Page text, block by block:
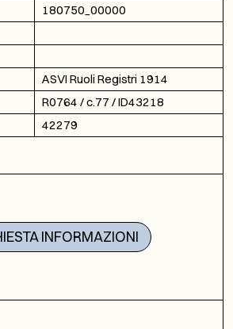
180750_00000
ASVI Ruoli Registri 1914
R0764 / c.77 / ID43218
42279
INFORMAZIONI